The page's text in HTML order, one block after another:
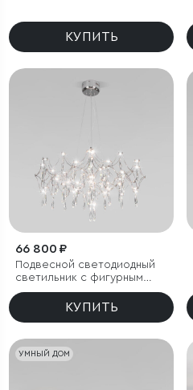
КУПИТЬ
66 800 ₽
Подвесной светодиодный
светильник с фигурным
хрусталем
КУПИТЬ
УМНЫЙ ДОМ